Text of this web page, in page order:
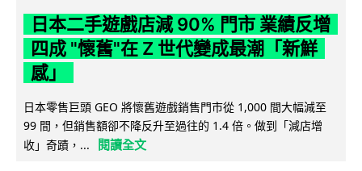
日本二手遊戲店減 90% 門市 業績反增
四成 "懷舊"在 Z 世代變成最潮「新鮮
感」
日本零售巨頭 GEO 將懷舊遊戲銷售門市從 1,000 間大幅減至
99 間，但銷售額卻不降反升至過往的 1.4 倍。做到「減店增
收」奇蹟，...
閱讀全文